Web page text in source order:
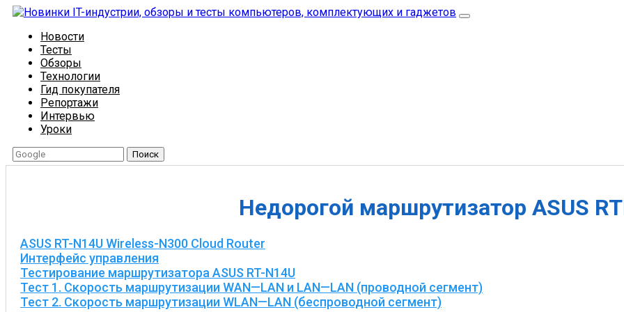
Новости
Тесты
Обзоры
Технологии
Гид покупателя
Репортажи
Интервью
Уроки
Поиск
Недорогой маршрутизатор ASUS
ASUS RT-N14U Wireless-N300 Cloud Router
Интерфейс управления
Тестирование маршрутизатора ASUS RT-N14U
Тест 1. Скорость маршрутизации WAN—LAN и LAN—LAN (проводной сегмент)
Тест 2. Скорость маршрутизации WLAN—LAN (беспроводной сегмент)